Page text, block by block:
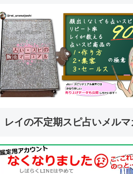
レイの不定期スピ占いメルマ